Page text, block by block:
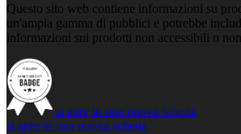
Questo sito web contiene informazioni su
un'ampia gamma di pubblici e potrebbe
informazioni sui prodotti non accessibili o
si apre in una nuova scheda
si apre in una nuova scheda